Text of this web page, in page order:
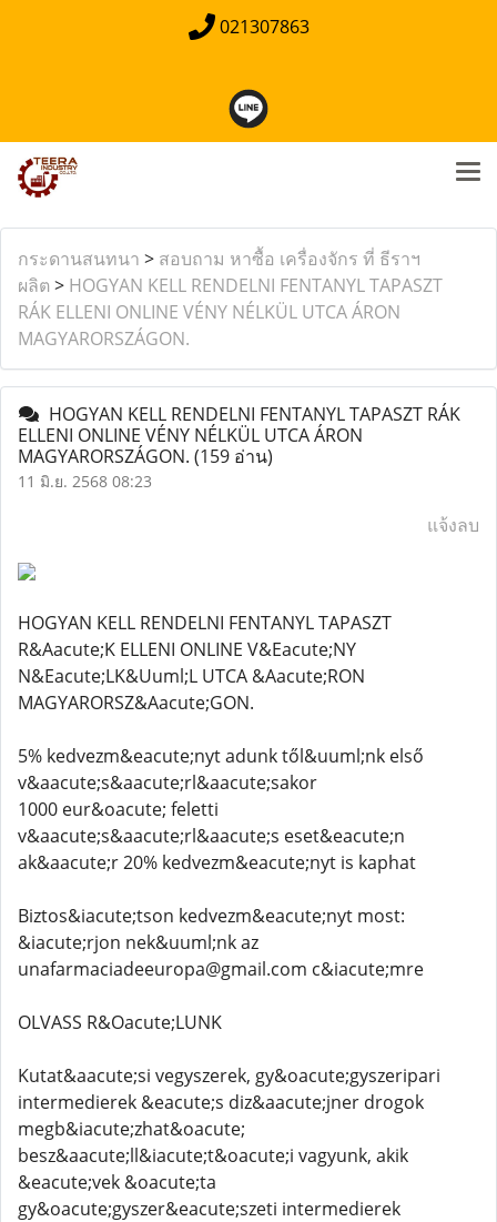
021307863
กระดานสนทนา > สอบถาม หาซื้อ เครื่องจักร ที่ ธีราฯ
ผลิต > HOGYAN KELL RENDELNI FENTANYL TAPASZT
RÁK ELLENI ONLINE VÉNY NÉLKÜL UTCA ÁRON
MAGYARORSZÁGON.
HOGYAN KELL RENDELNI FENTANYL TAPASZT RÁK
ELLENI ONLINE VÉNY NÉLKÜL UTCA ÁRON
MAGYARORSZÁGON. (159 อ่าน)
11 มิ.ย. 2568 08:23
แจ้งลบ
HOGYAN KELL RENDELNI FENTANYL TAPASZT
R&Aacute;K ELLENI ONLINE V&Eacute;NY
N&Eacute;LK&Uuml;L UTCA &Aacute;RON
MAGYARORSZ&Aacute;GON.
5% kedvezm&eacute;nyt adunk től&uuml;nk első
v&aacute;s&aacute;rl&aacute;sakor
1000 eur&oacute; feletti
v&aacute;s&aacute;rl&aacute;s eset&eacute;n
ak&aacute;r 20% kedvezm&eacute;nyt is kaphat
Biztos&iacute;tson kedvezm&eacute;nyt most:
&iacute;rjon nek&uuml;nk az
unafarmaciadeeuropa@gmail.com c&iacute;mre
OLVASS R&Oacute;LUNK
Kutat&aacute;si vegyszerek, gy&oacute;gyszeripari
intermedierek &eacute;s diz&aacute;jner drogok
megb&iacute;zhat&oacute;
besz&aacute;ll&iacute;t&oacute;i vagyunk, akik
&eacute;vek &oacute;ta
gy&oacute;gyszer&eacute;szeti intermedierek